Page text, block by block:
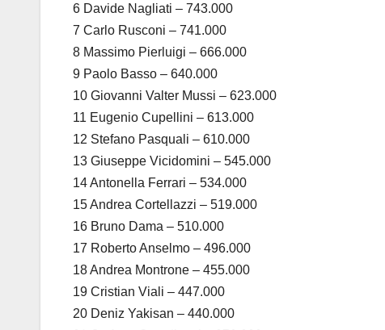
6 Davide Nagliati – 743.000
7 Carlo Rusconi – 741.000
8 Massimo Pierluigi – 666.000
9 Paolo Basso – 640.000
10 Giovanni Valter Mussi – 623.000
11 Eugenio Cupellini – 613.000
12 Stefano Pasquali – 610.000
13 Giuseppe Vicidomini – 545.000
14 Antonella Ferrari – 534.000
15 Andrea Cortellazzi – 519.000
16 Bruno Dama – 510.000
17 Roberto Anselmo – 496.000
18 Andrea Montrone – 455.000
19 Cristian Viali – 447.000
20 Deniz Yakisan – 440.000